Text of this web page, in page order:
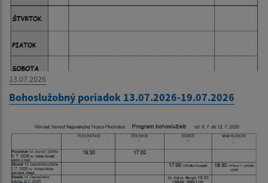
13.07.2026
Bohoslužobný poriadok 13.07.2026-19.07.2026